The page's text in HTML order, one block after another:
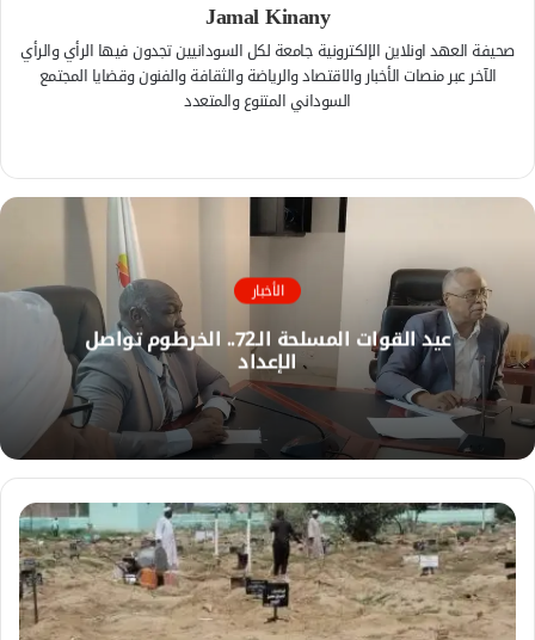
Jamal Kinany
صحيفة العهد اونلاين الإلكترونية جامعة لكل السودانيين تجدون فيها الرأي والرأي
الآخر عبر منصات الأخبار والاقتصاد والرياضة والثقافة والفنون وقضايا المجتمع
السوداني المتنوع والمتعدد
م
و
ق
ا
ل
و
ي
ب
س
ك الأخبار
عيد القوات المسلحة الـ72.. الخرطوم تواصل
الإعداد